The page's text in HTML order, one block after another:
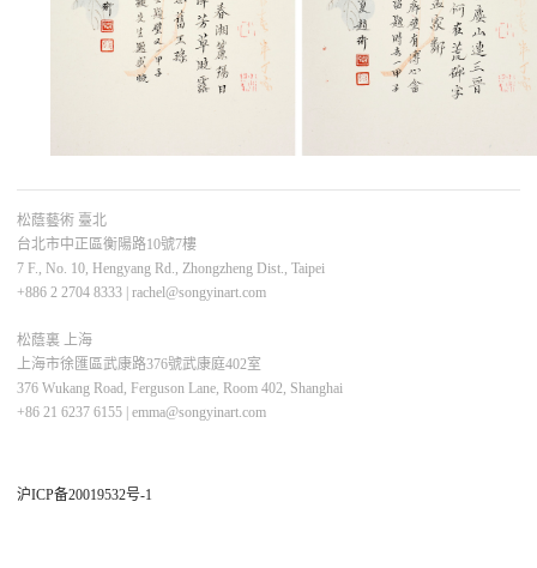
松蔭藝術 臺北
台北市中正區衡陽路10號7樓
7 F., No. 10, Hengyang Rd., Zhongzheng Dist., Taipei
+886 2 2704 8333 rachel@songyinart.com
松蔭裏 上海
上海市徐匯區武康路376號武康庭402室
376 Wukang Road, Ferguson Lane, Room 402, Shanghai
+86 21 6237 6155 emma@songyinart.com
沪ICP备20019532号-1